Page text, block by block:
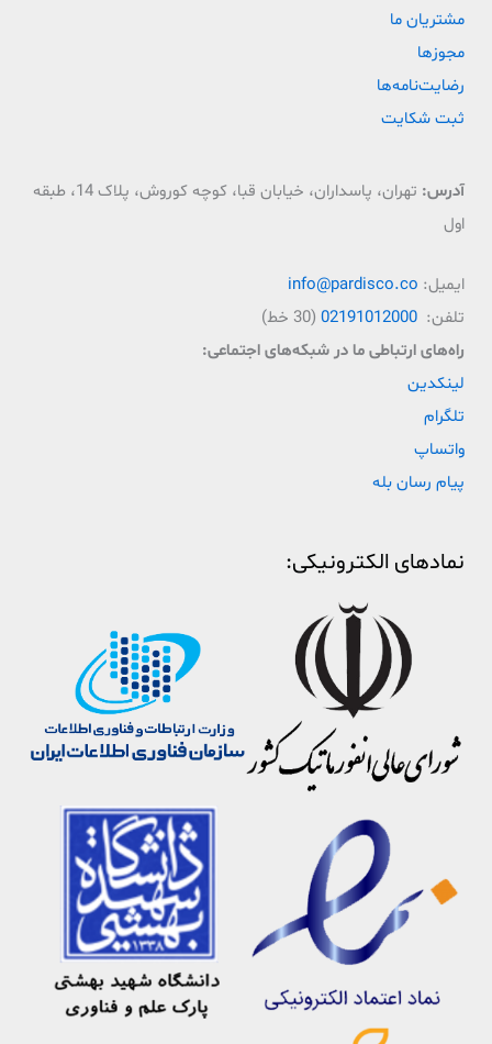
مشتریان ما
مجوزها
رضایت‌نامه‌ها
ثبت شکایت
آدرس:
تهران، پاسداران، خیابان قبا، کوچه کوروش، پلاک 14، طبقه
اول
ایمیل: info@pardisco.co
تلفن: 02191012000 (30 خط)
راه‌‌های ارتباطی ما در شبکه‌های اجتماعی:
لینکدین
تلگرام
واتساپ
پیام رسان بله
نمادهای الکترونیکی: